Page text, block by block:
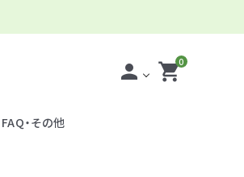
person 0
shopping_cart
FAQ・その他